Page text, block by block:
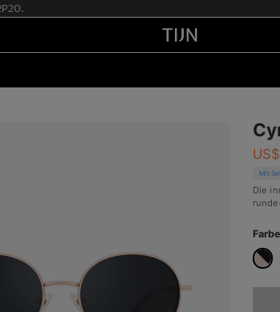
US$
Mit
Die
Farbe